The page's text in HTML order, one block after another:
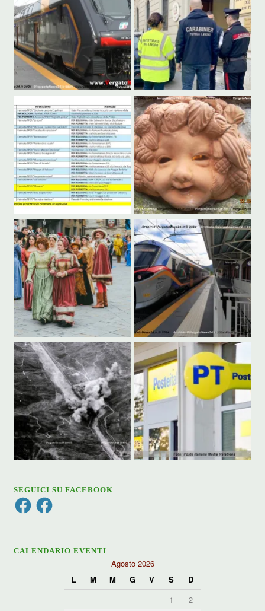
SEGUICI SU FACEBOOK
FacebookFacebook
CALENDARIO EVENTI
Agosto 2026
L
M M G V S
D
1
2